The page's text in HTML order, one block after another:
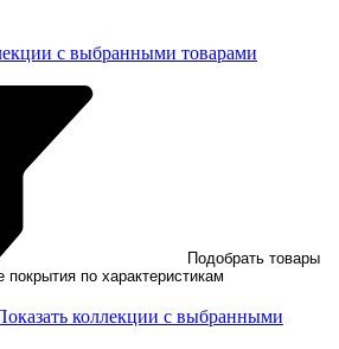
с выбранными товарами
покрытия по характеристикам
коллекции с выбранными